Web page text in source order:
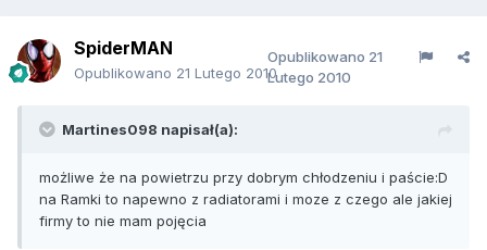
SpiderMAN
Opublikowano 21 Lutego 2010
Opublikowano 21
Lutego 2010
Martines098 napisał(a):
możliwe że na powietrzu przy dobrym chłodzeniu i paście:D
na Ramki to napewno z radiatorami i moze z czego ale jakiej
firmy to nie mam pojęcia